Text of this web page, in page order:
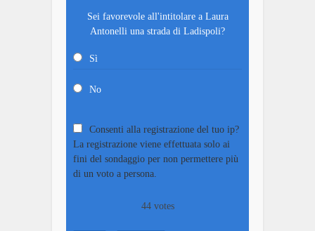
Sei favorevole all'intitolare a Laura
Antonelli una strada di Ladispoli?
Sì
No
Consenti alla registrazione del tuo ip?
La registrazione viene effettuata solo ai
fini del sondaggio per non permettere più
di un voto a persona.
44votes